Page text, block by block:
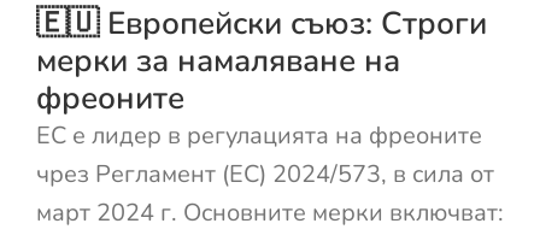
🇪🇺 Европейски съюз: Строги
мерки за намаляване на
фреоните
ЕС е лидер в регулацията на фреоните
чрез Регламент (ЕС) 2024/573, в сила от
март 2024 г. Основните мерки включват: